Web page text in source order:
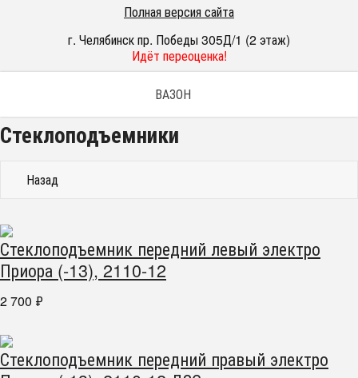
Полная версия сайта
г. Челябинск пр. Победы 305Д/1 (2 этаж)
Идёт переоценка!
ВАЗОН
Стеклоподъемники
Назад
Стеклоподъемник передний левый электро
Приора (-13), 2110-12
2 700 ₽
Стеклоподъемник передний правый электро